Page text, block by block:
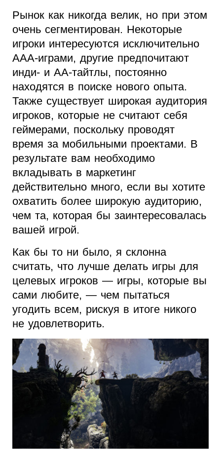
Рынок как никогда велик, но при этом
очень сегментирован. Некоторые
игроки интересуются исключительно
ААА-играми, другие предпочитают
инди- и АА-тайтлы, постоянно
находятся в поиске нового опыта.
Также существует широкая аудитория
игроков, которые не считают себя
геймерами, поскольку проводят
время за мобильными проектами. В
результате вам необходимо
вкладывать в маркетинг
действительно много, если вы хотите
охватить более широкую аудиторию,
чем та, которая бы заинтересовалась
вашей игрой.
Как бы то ни было, я склонна
считать, что лучше делать игры для
целевых игроков — игры, которые вы
сами любите, — чем пытаться
угодить всем, рискуя в итоге никого
не удовлетворить.